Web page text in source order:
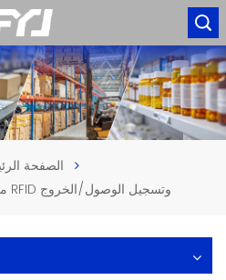
الصفحة
محطة وسم الأصول بتقنية RFID وتسجيل الوصول/الخروج